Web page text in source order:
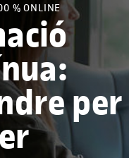
% ONLINE
per